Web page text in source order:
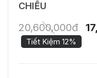
CHIỀU
20,600,000đ
Tiết Kiệm 12%